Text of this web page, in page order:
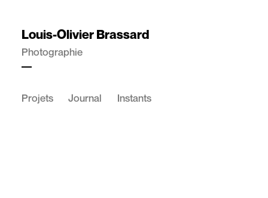
Louis-Olivier Brassard
Photographie
Projets Journal Instants